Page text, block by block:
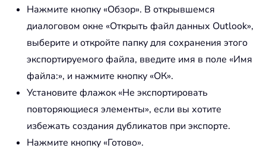
Нажмите кнопку «Обзор». В открывшемся
диалоговом окне «Открыть файл данных Outlook»,
выберите и откройте папку для сохранения этого
экспортируемого файла, введите имя в поле «Имя
файла:», и нажмите кнопку «ОК».
Установите флажок «Не экспортировать
повторяющиеся элементы», если вы хотите
избежать создания дубликатов при экспорте.
Нажмите кнопку «Готово».